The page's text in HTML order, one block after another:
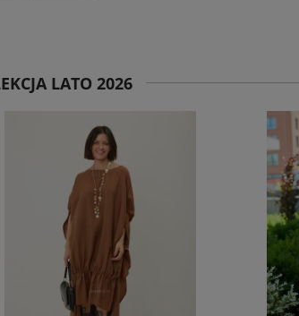
LATO 2026